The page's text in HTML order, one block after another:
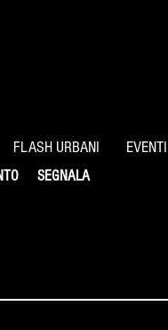
FLASH URBANI EVENTI
SEGNALA